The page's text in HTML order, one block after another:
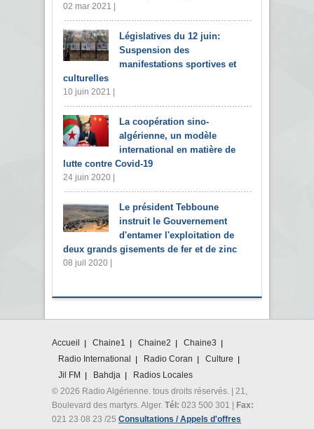
02 mar 2021 |
Législatives du 12 juin:
Suspension des
manifestations sportives et
culturelles
10 juin 2021 |
La coopération sino-
algérienne, un modèle
international en matière de
lutte contre Covid-19
24 juin 2020 |
Le président Tebboune
instruit le Gouvernement
d'entamer l'exploitation de
deux grands gisements de fer et de zinc
08 juil 2020 |
Accueil Chaine1 Chaine2
Chaine3
Radio International
Radio Coran
Culture
Jil FM
Bahdja
Radios Locales
© 2026 Radio Algérienne. tous droits réservés. | 21,
Boulevard des martyrs. Alger. Tél: 023 500 301 | Fax:
021 23 08 23 /25 Consultations / Appels d'offres